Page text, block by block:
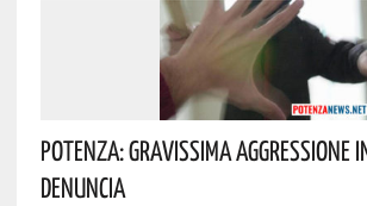
Potenza: Gravissima Aggressione
Denuncia